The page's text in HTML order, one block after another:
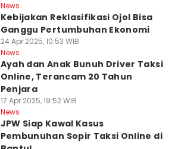
News
Kebijakan Reklasifikasi Ojol Bisa
Ganggu Pertumbuhan Ekonomi
24 Apr 2025, 10:53 WIB
News
Ayah dan Anak Bunuh Driver Taksi
Online, Terancam 20 Tahun
Penjara
17 Apr 2025, 19:52 WIB
News
JPW Siap Kawal Kasus
Pembunuhan Sopir Taksi Online di